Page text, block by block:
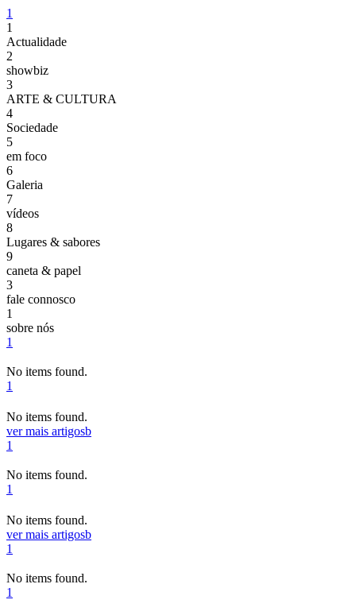
1
1
Actualidade
2
showbiz
3
ARTE & CULTURA
4
Sociedade
5
em foco
6
Galeria
7
vídeos
8
Lugares & sabores
9
caneta & papel
3
fale connosco
1
sobre nós
1
No items found.
1
No items found.
ver mais artigosb
1
No items found.
1
No items found.
ver mais artigosb
1
No items found.
1